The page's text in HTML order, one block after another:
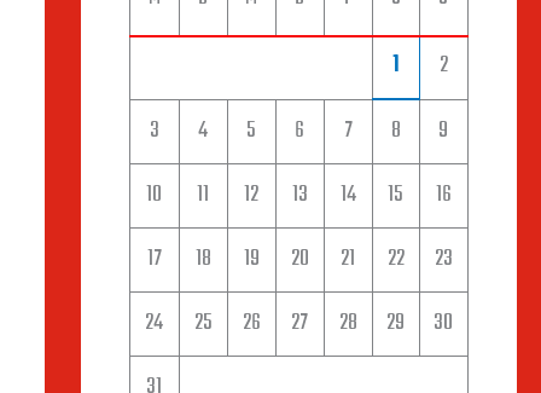
1
2
3
4 5 6 7 8
9
10
11 12 13 14 15
16
17
18 19 20 21 22
23
24
25 26 27 28 29
30